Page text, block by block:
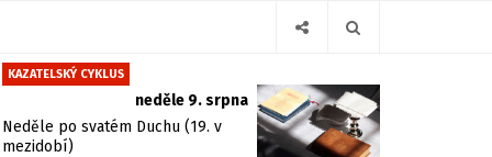
KAZATELSKÝ CYKLUS
neděle 9. srpna
Neděle po svatém Duchu (19. v
mezidobí)